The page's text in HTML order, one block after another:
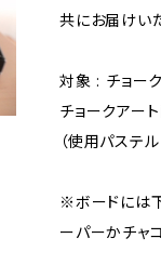
共にお届けい
対象 : チョー
チョークアー
（使用パステ
※ボードには
ーパーかチャ